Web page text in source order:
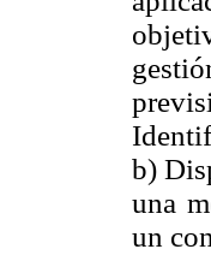
b)
una
un